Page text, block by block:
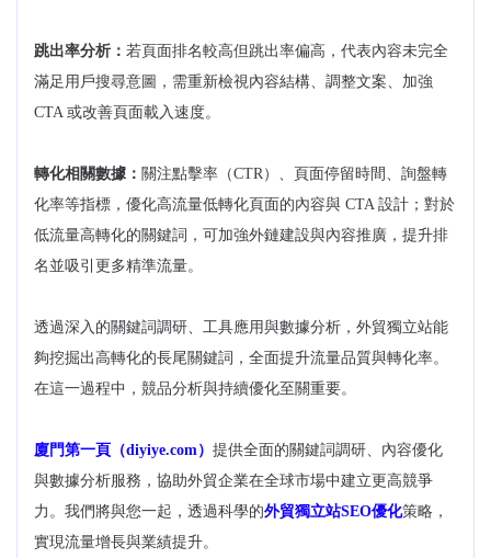
跳出率分析： 若頁面排名較高但跳出率偏高，代表內容未完全
滿足用戶搜尋意圖，需重新檢視內容結構、調整文案、加強
CTA 或改善頁面載入速度。
轉化相關數據： 關注點擊率（CTR）、頁面停留時間、詢盤轉
化率等指標，優化高流量低轉化頁面的內容與 CTA 設計；對於
低流量高轉化的關鍵詞，可加強外鏈建設與內容推廣，提升排
名並吸引更多精準流量。
透過深入的關鍵詞調研、工具應用與數據分析，外貿獨立站能
夠挖掘出高轉化的長尾關鍵詞，全面提升流量品質與轉化率。
在這一過程中，競品分析與持續優化至關重要。
廈門第一頁（diyiye.com） 提供全面的關鍵詞調研、內容優化
與數據分析服務，協助外貿企業在全球市場中建立更高競爭
力。我們將與您一起，透過科學的外貿獨立站SEO優化策略，
實現流量增長與業績提升。